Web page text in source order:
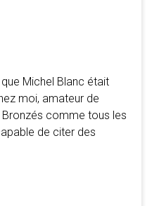
Michel Blanc était
moi, amateur de
comme tous les
de citer des